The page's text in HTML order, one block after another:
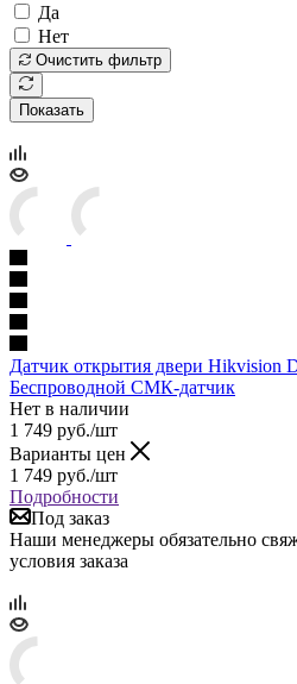
Да
Нет
Очистить фильтр
Показать
Датчик открытия двери Hikvision
Беспроводной СМК-датчик
Нет в наличии
1 749 руб./шт
Варианты цен
1 749 руб./шт
Подробности
Под заказ
Наши менеджеры обязательно
условия заказа